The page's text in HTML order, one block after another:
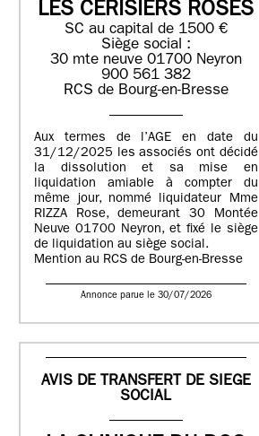
LES CERISIERS ROSES
SC au capital de 1500 €
Siège social :
30 mte neuve 01700 Neyron
900 561 382
RCS de Bourg-en-Bresse
Aux termes de l’AGE en date du
31/12/2025 les associés ont décidé
la dissolution et sa mise en
liquidation amiable à compter du
même jour, nommé liquidateur Mme
RIZZA Rose, demeurant 30 Montée
Neuve 01700 Neyron, et fixé le siège
de liquidation au siège social.
Mention au RCS de Bourg-en-Bresse
Annonce parue le 30/07/2026
AVIS DE TRANSFERT DE SIEGE
SOCIAL